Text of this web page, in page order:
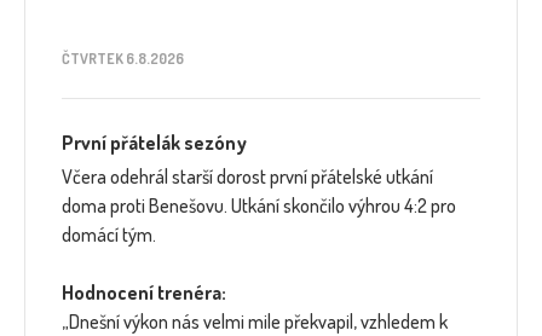
ČTVRTEK 6.8.2026
První přátelák sezóny
Včera odehrál starší dorost první přátelské utkání
doma proti Benešovu. Utkání skončilo výhrou 4:2 pro
domácí tým.
Hodnocení trenéra:
„Dnešní výkon nás velmi mile překvapil, vzhledem k